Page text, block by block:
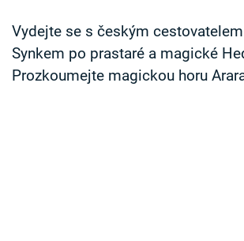
Sledujte nás
Vydejte se s českým
Synkem po prastaré a magické
Prozkoumejte magickou horu